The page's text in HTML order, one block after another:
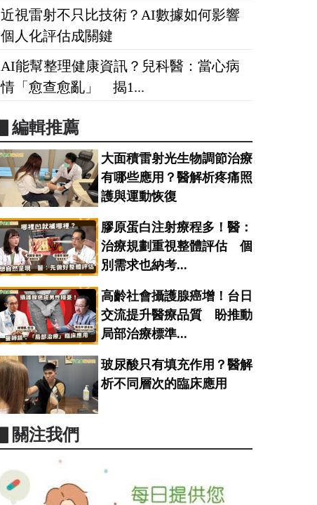
近視雷射不只比技術？AI數據如何影響
個人化評估成關鍵
AI能幫整理健康資訊？兒科醫：當心病
情「愈查愈亂」 揭1...
▋編輯推薦
大面積雷射光生物調節治療
有哪些應用？醫解析疼痛照
護與運動恢復
膠原蛋白注射療程多！醫：
治療規劃重視整體評估 個
別需求也納考...
高齡社會攝護腺癌增！台日
交流提升醫療品質 盼推動
局部治療標準...
玻尿酸只有填充作用？醫解
析不同層次的臨床應用
▋關注我們